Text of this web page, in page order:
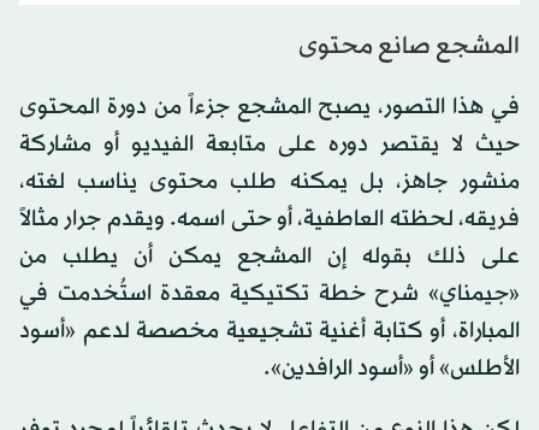
المشجع صانع محتوى
في هذا التصور، يصبح المشجع جزءاً من دورة المحتوى
حيث لا يقتصر دوره على متابعة الفيديو أو مشاركة
منشور جاهز، بل يمكنه طلب محتوى يناسب لغته،
فريقه، لحظته العاطفية، أو حتى اسمه. ويقدم جرار مثالاً
على ذلك بقوله إن المشجع يمكن أن يطلب من
«جيمناي» شرح خطة تكتيكية معقدة استُخدمت في
المباراة، أو كتابة أغنية تشجيعية مخصصة لدعم «أسود
الأطلس» أو «أسود الرافدين».